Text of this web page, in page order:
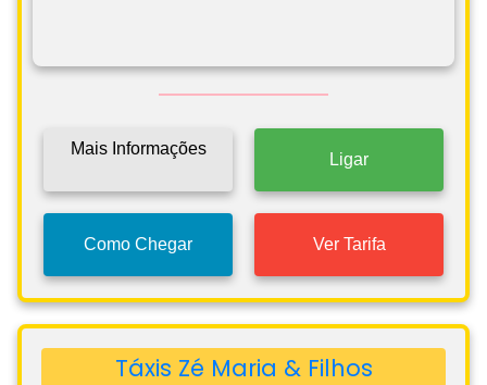
Mais Informações
Ligar
Como Chegar Ver Tarifa
Táxis Zé Maria & Filhos